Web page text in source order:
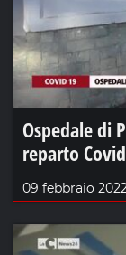
Ospedale di
reparto Covid
09 febbraio